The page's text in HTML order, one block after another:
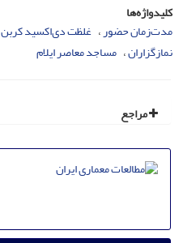
کلیدواژه‌ها
مدت‌زمان حضور غلظت دی‌اکسید کربن
نمازگزاران مساجد معاصر ایلام
مراجع